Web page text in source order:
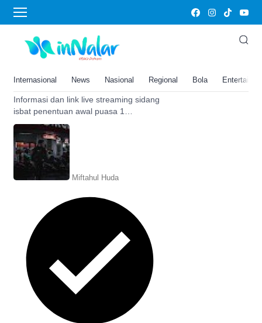
Internasional News Nasional Regional Bola
awal puasa Ramadhan 2022
Hasil Sidang Isbat Penentuan
Awal Puasa 1 Ramadhan 1443 H,
Pukul 17.00 WIB
Informasi dan link live streaming sidang
isbat penentuan awal puasa 1
Ramadhan 1443 H/2020 M, bisa
diperoleh dalam artikel ini.
Miftahul Huda